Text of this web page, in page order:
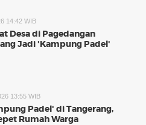
14:42 WIB
Desa di Pagedangan
Jadi 'Kampung Padel'
13:55 WIB
Padel' di Tangerang,
Rumah Warga